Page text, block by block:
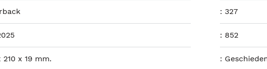
:327
: 852
210 x 19 mm. :